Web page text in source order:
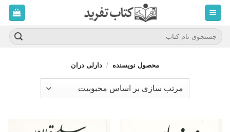
محتوا
برویدجستجو
برای:
محصول نویسنده / دارلی دران